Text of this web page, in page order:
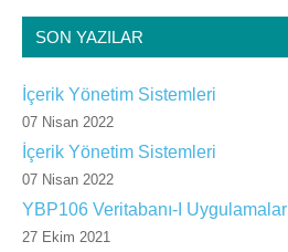
SON YAZILAR
İçerik Yönetim Sistemleri
07 Nisan 2022
İçerik Yönetim Sistemleri
07 Nisan 2022
YBP106 Veritabanı-I Uygulamalar
27 Ekim 2021